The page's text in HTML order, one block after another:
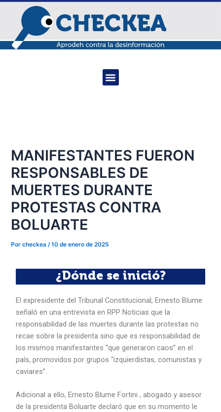
contenido
Menu
MANIFESTANTES FUERON
RESPONSABLES DE
MUERTES DURANTE
PROTESTAS CONTRA
BOLUARTE
Porcheckea/10 de enero de 2025
¿Dónde se inició?
El expresidente del Tribunal Constitucional, Ernesto Blume
señaló en una entrevista en RPP Noticias que la
responsabilidad de las muertes durante las protestas no
recae sobre la presidenta sino que es responsabilidad de
los mismos manifestantes “que generaron caos” en el
país, promovidos por grupos “izquierdistas, comunistas y
caviares”.
Adicional a ello, Ernesto Blume Fortini , abogado y asesor
de la presidenta Boluarte declaró que en su momento le
Navegación
entradas